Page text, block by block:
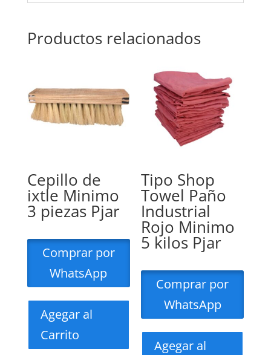
Productos relacionados
Cepillo de
ixtle Minimo
3 piezas Pjar
Comprar por
WhatsApp
Agegar al
Carrito
Tipo Shop
Towel Paño
Industrial
Rojo Minimo
5 kilos Pjar
Comprar por
WhatsApp
Agegar al